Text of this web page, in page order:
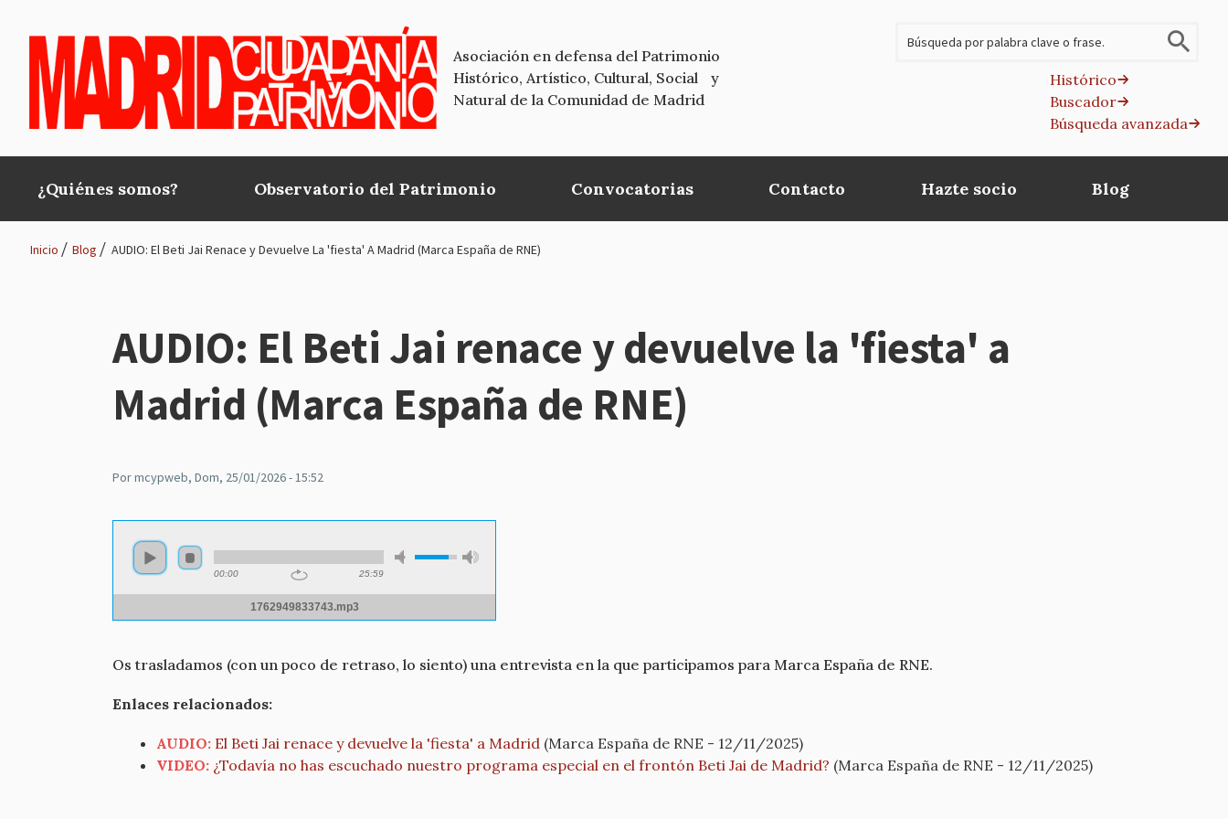
Asociación en defensa del Patrimonio
Histórico, Artístico, Cultural, Social y
Natural de la Comunidad de Madrid
Histórico
Buscador
Búsqueda avanzada
Main
navigation
¿Quiénes somos? Observatorio del Patrimonio Convocatorias Contacto Hazte socio Blog
Inicio Blog AUDIO: El Beti Jai Renace y Devuelve La 'fiesta' A Madrid (Marca España de RNE)
AUDIO: El Beti Jai renace y devuelve la 'fiesta' a
Madrid (Marca España de RNE)
Pormcypweb, Dom, 25/01/2026 - 15:52
Audio
file
00:00 25:59
1762949833743.mp3
Os trasladamos (con un poco de retraso, lo siento) una entrevista en la que participamos para Marca España de RNE.
Enlaces relacionados:
AUDIO: El Beti Jai renace y devuelve la 'fiesta' a Madrid (Marca España de RNE - 12/11/2025)
VIDEO: ¿Todavía no has escuchado nuestro programa especial en el frontón Beti Jai de Madrid? (Marca España de RNE - 12/11/2025)